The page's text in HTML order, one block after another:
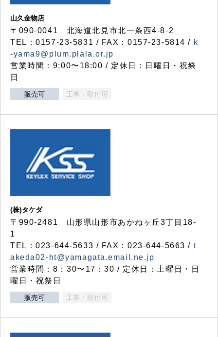
山久金物店
〒090-0041 北海道北見市北一条西4-8-2
TEL：0157-23-5831 / FAX：0157-23-5814 / k
-yama9@plum.plala.or.jp
営業時間：9:00〜18:00 / 定休日：日曜日・祝祭
日
販売可 工事・取付可
(株)タケダ
〒990-2481 山形県山形市あかねヶ丘3丁目18-
1
TEL：023-644-5633 / FAX：023-644-5663 / t
akeda02-ht@yamagata.email.ne.jp
営業時間：8：30〜17：30 / 定休日：土曜日・日
曜日・祝祭日
販売可 工事・取付可